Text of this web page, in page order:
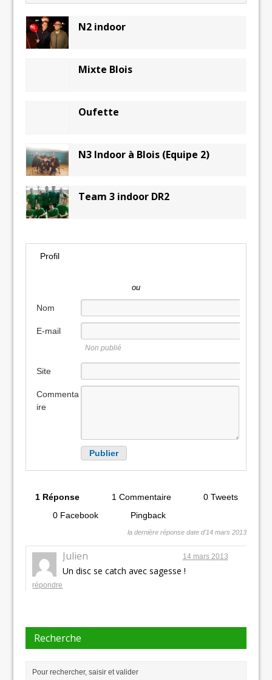
N2 indoor
Mixte Blois
Oufette
N3 Indoor à Blois (Equipe 2)
Team 3 indoor DR2
Profil
ou
Nom
E-mail
Non publié
Site
Commenta
ire
1 Réponse 1 Commentaire
0 Tweets
0 Facebook
Pingback
la dernière réponse date d'14 mars 2013
Julien 14 mars 2013
Un disc se catch avec sagesse !
répondre
Recherche